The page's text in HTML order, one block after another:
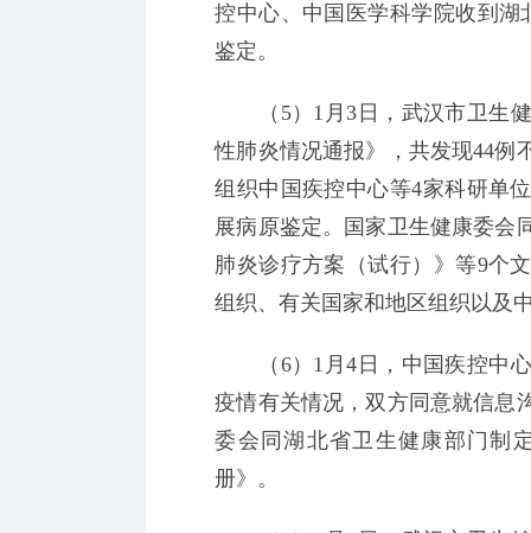
控中心、中国医学科学院收到
鉴定。
（5）1月3日，武汉市卫生健
性肺炎情况通报》，共发现44例
组织中国疾控中心等4家科研单
展病原鉴定。国家卫生健康委会
肺炎诊疗方案（试行）》等9个
组织、有关国家和地区组织以及
（6）1月4日，中国疾控中心
疫情有关情况，双方同意就信息
委会同湖北省卫生健康部门制
册》。